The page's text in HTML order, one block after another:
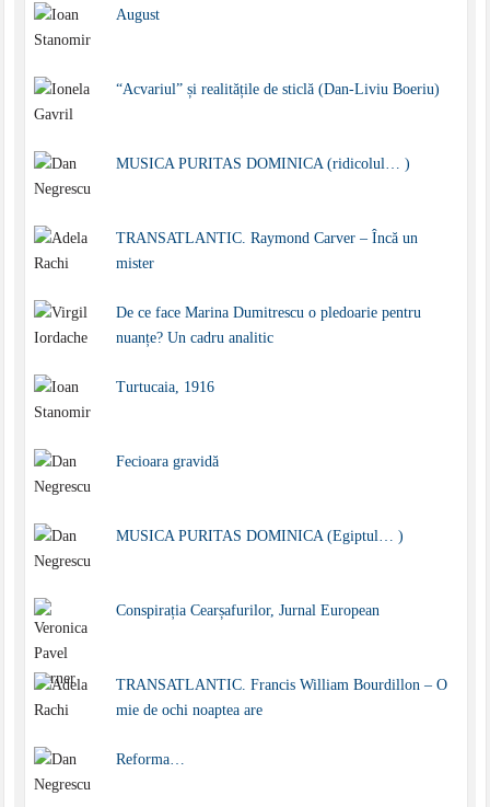
August
“Acvariul” și realitățile de sticlă (Dan-Liviu Boeriu)
MUSICA PURITAS DOMINICA (ridicolul… )
TRANSATLANTIC. Raymond Carver – Încă un
mister
De ce face Marina Dumitrescu o pledoarie pentru
nuanțe? Un cadru analitic
Turtucaia, 1916
Fecioara gravidă
MUSICA PURITAS DOMINICA (Egiptul… )
Conspirația Cearșafurilor, Jurnal European
TRANSATLANTIC. Francis William Bourdillon – O
mie de ochi noaptea are
Reforma…